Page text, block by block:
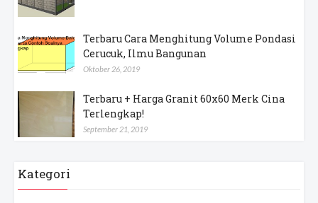
Terbaru Cara Menghitung Volume Pondasi
Cerucuk, Ilmu Bangunan
Oktober 26, 2019
Terbaru + Harga Granit 60x60 Merk Cina
Terlengkap!
September 21, 2019
Kategori